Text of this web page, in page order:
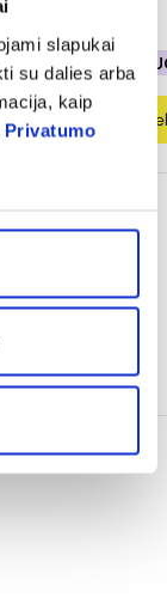
slapukai
su dalies arba
kaip
Privatumo
% PAPILDOMA
Į